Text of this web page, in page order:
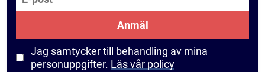
Anmäl
Jag samtycker till behandling av mina
personuppgifter. Läs vår policy